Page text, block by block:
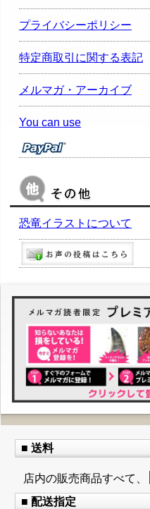
プライバシーポリシー
特定商取引に関する表記
メルマガ・アーカイブ
You can use
恐竜イラストについて
■ 送料
店内の販売商品すべて、
■ 配送指定